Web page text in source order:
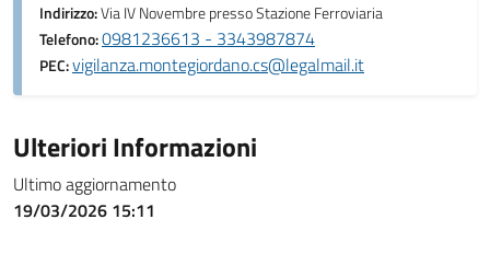
Indirizzo:Via IV Novembre presso Stazione Ferroviaria
Telefono:0981236613 - 3343987874
PEC:vigilanza.montegiordano.cs@legalmail.it
Ulteriori Informazioni
Ultimo aggiornamento
19/03/2026 15:11